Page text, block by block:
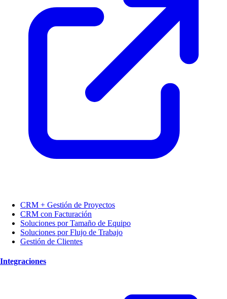
CRM + Gestión de Proyectos
CRM con Facturación
Soluciones por Tamaño de Equipo
Soluciones por Flujo de Trabajo
Gestión de Clientes
Integraciones